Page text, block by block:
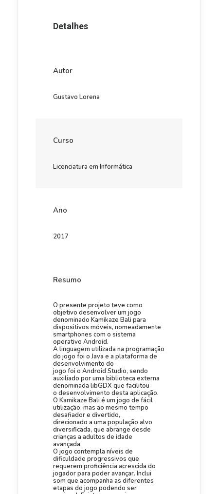
Detalhes
Autor
Gustavo Lorena
Curso
Licenciatura em Informática
Ano
2017
Resumo
O presente projeto teve como
objetivo desenvolver um jogo
denominado Kamikaze Bali para
dispositivos móveis, nomeadamente
smartphones com o sistema
operativo Android.
A linguagem utilizada na programação
do jogo foi o Java e a plataforma de
desenvolvimento do
jogo foi o Android Studio, sendo
auxiliado por uma biblioteca externa
denominada libGDX que facilitou
o desenvolvimento desta aplicação.
O Kamikaze Bali é um jogo de fácil
utilização, mas ao mesmo tempo
desafiador e divertido,
direcionado a uma população alvo
diversificada, que abrange desde
crianças a adultos de idade
avançada.
O jogo contempla níveis de
dificuldade progressivos que
requerem proficiência acrescida do
jogador para poder avançar. Inclui
som que acompanha as diferentes
etapas do jogo podendo ser